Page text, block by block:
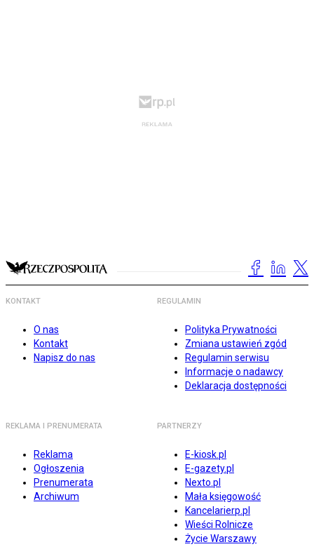
KONTAKT
O nas
Kontakt
Napisz do nas
REGULAMIN
Polityka Prywatności
Zmiana ustawień zgód
Regulamin serwisu
Informacje o nadawcy
Deklaracja dostępności
REKLAMA I PRENUMERATA
Reklama
Ogłoszenia
Prenumerata
Archiwum
PARTNERZY
E-kiosk.pl
E-gazety.pl
Nexto.pl
Mała księgowość
Kancelarierp.pl
Wieści Rolnicze
Życie Warszawy